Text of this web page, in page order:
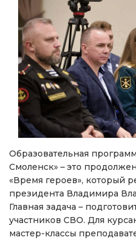
Образовательная
Смоленск» – это
«Время героев», который
президента Владимира
Главная задача –
участников СВО. Для
мастер-классы